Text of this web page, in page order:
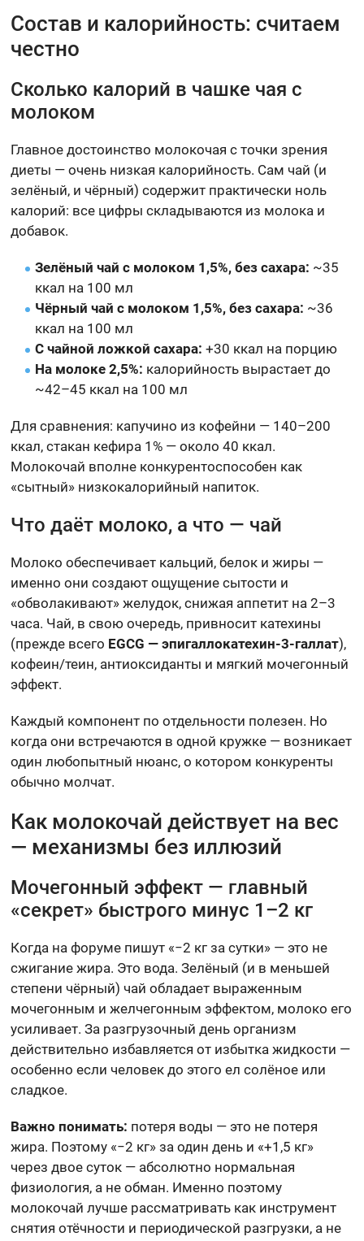
Состав и калорийность: считаем
честно
Сколько калорий в чашке чая с
молоком
Главное достоинство молокочая с точки зрения
диеты — очень низкая калорийность. Сам чай (и
зелёный, и чёрный) содержит практически ноль
калорий: все цифры складываются из молока и
добавок.
Зелёный чай с молоком 1,5%, без сахара: ~35
ккал на 100 мл
Чёрный чай с молоком 1,5%, без сахара: ~36
ккал на 100 мл
С чайной ложкой сахара: +30 ккал на порцию
На молоке 2,5%: калорийность вырастает до
~42–45 ккал на 100 мл
Для сравнения: капучино из кофейни — 140–200
ккал, стакан кефира 1% — около 40 ккал.
Молокочай вполне конкурентоспособен как
«сытный» низкокалорийный напиток.
Что даёт молоко, а что — чай
Молоко обеспечивает кальций, белок и жиры —
именно они создают ощущение сытости и
«обволакивают» желудок, снижая аппетит на 2–3
часа. Чай, в свою очередь, привносит катехины
(прежде всего EGCG — эпигаллокатехин-3-галлат),
кофеин/теин, антиоксиданты и мягкий мочегонный
эффект.
Каждый компонент по отдельности полезен. Но
когда они встречаются в одной кружке — возникает
один любопытный нюанс, о котором конкуренты
обычно молчат.
Как молокочай действует на вес
— механизмы без иллюзий
Мочегонный эффект — главный
«секрет» быстрого минус 1–2 кг
Когда на форуме пишут «−2 кг за сутки» — это не
сжигание жира. Это вода. Зелёный (и в меньшей
степени чёрный) чай обладает выраженным
мочегонным и желчегонным эффектом, молоко его
усиливает. За разгрузочный день организм
действительно избавляется от избытка жидкости —
особенно если человек до этого ел солёное или
сладкое.
Важно понимать: потеря воды — это не потеря
жира. Поэтому «−2 кг» за один день и «+1,5 кг»
через двое суток — абсолютно нормальная
физиология, а не обман. Именно поэтому
молокочай лучше рассматривать как инструмент
снятия отёчности и периодической разгрузки, а не